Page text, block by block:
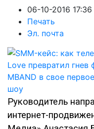
06-10-2016 17:36
Печать
Эл. почта
Руководитель
интернет-